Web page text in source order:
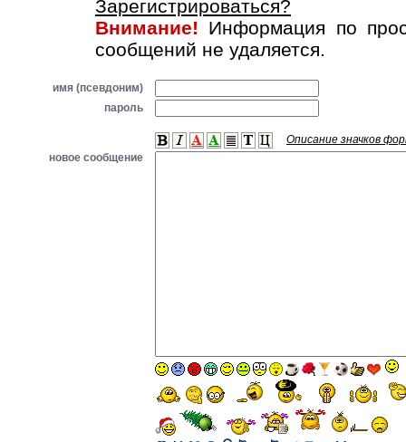
Зарегистрироваться?
Внимание! Информация по
сообщений не удаляется.
имя (псевдоним)
пароль
Описание значков
новое сообщение